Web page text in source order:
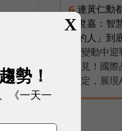
6 連黃仁勳
世嘉：智
的人」到
變動中迎
見！國
定，展現
X
勢！
《一天一